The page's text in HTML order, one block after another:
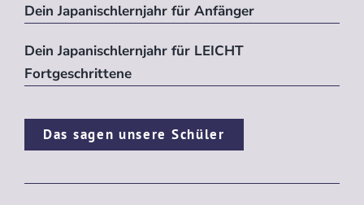
Dein Japanischlernjahr für Anfänger
Dein Japanischlernjahr für LEICHT
Fortgeschrittene
Das sagen unsere Schüler